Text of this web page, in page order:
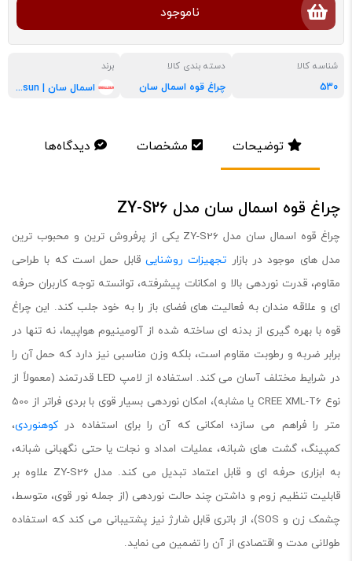
ناموجود
شناسه کالا
530
دسته بندی کالا
چراغ قوه اسمال سان
برند
اسمال سان | small sun
توضیحات مشخصات دیدگاه‌ها
چراغ قوه اسمال سان مدل ZY-S26
چراغ قوه اسمال سان مدل ZY-S26 یکی از پرفروش ترین و محبوب ترین
مدل های موجود در بازار تجهیزات روشنایی قابل حمل است که با طراحی
مقاوم، قدرت نوردهی بالا و امکانات پیشرفته، توانسته توجه کاربران حرفه
ای و علاقه مندان به فعالیت های فضای باز را به خود جلب کند. این چراغ
قوه با بهره گیری از بدنه ای ساخته شده از آلومینیوم هواپیما، نه تنها در
برابر ضربه و رطوبت مقاوم است، بلکه وزن مناسبی نیز دارد که حمل آن را
در شرایط مختلف آسان می کند. استفاده از لامپ LED قدرتمند (معمولاً از
نوع CREE XML-T6 یا مشابه)، امکان نوردهی بسیار قوی با بردی فراتر از 500
متر را فراهم می سازد؛ امکانی که آن را برای استفاده در کوهنوردی،
کمپینگ، گشت های شبانه، عملیات امداد و نجات یا حتی نگهبانی شبانه،
به ابزاری حرفه ای و قابل اعتماد تبدیل می کند. مدل ZY-S26 علاوه بر
قابلیت تنظیم زوم و داشتن چند حالت نوردهی (از جمله نور قوی، متوسط،
چشمک زن و SOS)، از باتری قابل شارژ نیز پشتیبانی می کند که استفاده
طولانی مدت و اقتصادی از آن را تضمین می نماید.